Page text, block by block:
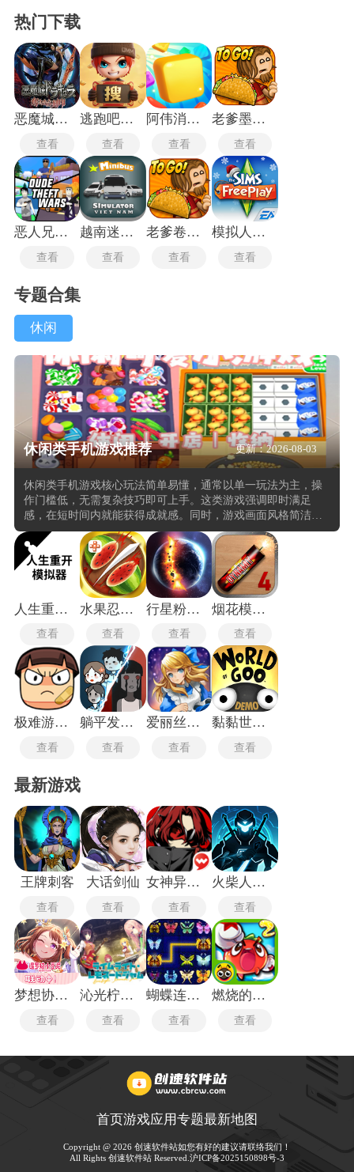
热门下载
恶魔城被夺走的刻印
查看
逃跑吧少年小米版
查看
阿伟消消消
查看
老爹墨西哥塔可饼店
查看
恶人兄弟战争
查看
越南迷你卡车模拟器
查看
老爹卷饼店
查看
模拟人生4畅玩版
查看
专题合集
休闲
休闲类手机游戏推荐 更新：2026-08-03
休闲类手机游戏核心玩法简单易懂，通常以单一玩法为主，操
作门槛低，无需复杂技巧即可上手。这类游戏强调即时满足
感，在短时间内就能获得成就感。同时，游戏画面风格简洁，
色彩鲜明，视觉效果富有吸引力，能够快速吸引玩家的注意
力。时间碎片化，适合在短暂的闲暇时间游玩，如通勤路上或
休息间隙。它们通常采用免费游玩+内购的商业模式，通过虚拟
货币、消耗性道具、礼包等方式盈利，同时兼顾免费玩家和付
费玩家的体验。还加入了社交互动因素，如好友排行榜、互赠
礼物等，增强了玩家之间的互动。
人生重开模拟器爆改版
查看
水果忍者经典版
查看
行星粉碎模拟器
查看
烟花模拟器4
查看
极难游戏2专业版
查看
躺平发育正常版
查看
爱丽丝快跑
查看
黏黏世界手机版
查看
最新游戏
王牌刺客
查看
大话剑仙
查看
女神异闻录5皇家版
查看
火柴人格斗家无敌版
查看
梦想协奏曲
查看
沁光柠檬即兴曲
查看
蝴蝶连连看
查看
燃烧的蔬菜2经典版
查看
首页游戏应用专题最新地图
Copyright @ 2026 创速软件站如您有好的建议请联络我们！
All Rights 创速软件站 Reserved. 沪ICP备2025150898号-3